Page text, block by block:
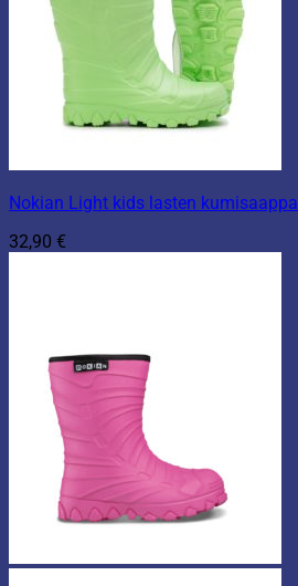
Nokian Light kids lasten
32,90 €